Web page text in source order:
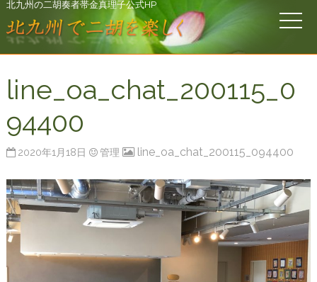
北九州の二胡奏者帯金真理子公式HP
line_oa_chat_200115_0
94400
2020年1月18日 管理 line_oa_chat_200115_094400